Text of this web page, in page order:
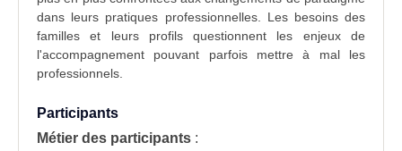
dans leurs pratiques professionnelles. Les besoins des
familles et leurs profils questionnent les enjeux de
l'accompagnement pouvant parfois mettre à mal les
professionnels.
Participants
Métier des participants :